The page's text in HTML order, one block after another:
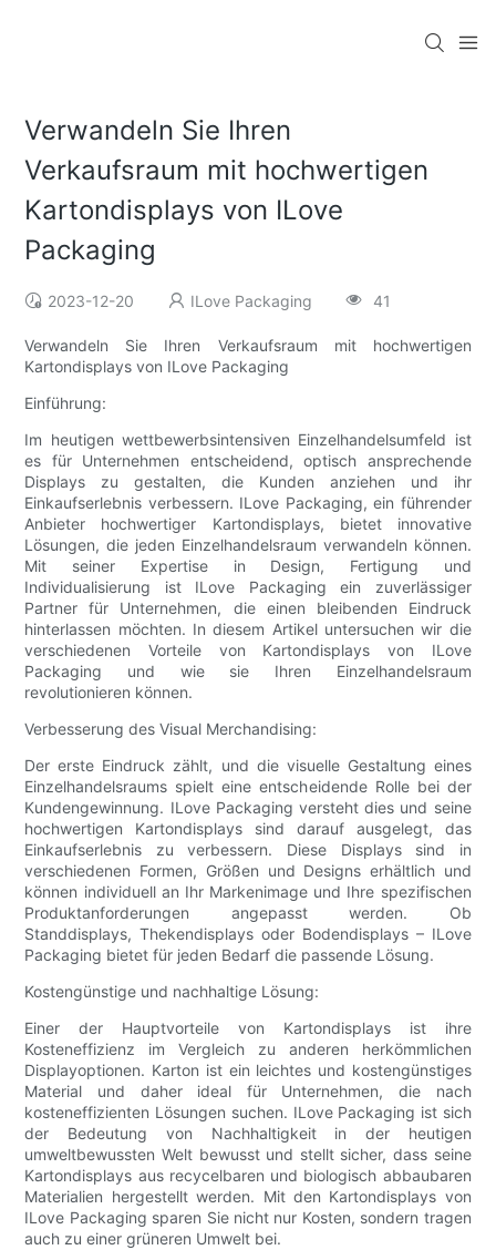
Verwandeln Sie Ihren
Verkaufsraum mit hochwertigen
Kartondisplays von ILove
Packaging
2023-12-20 ILove Packaging 41
Verwandeln Sie Ihren Verkaufsraum mit hochwertigen
Kartondisplays von ILove Packaging
Einführung:
Im heutigen wettbewerbsintensiven Einzelhandelsumfeld ist
es für Unternehmen entscheidend, optisch ansprechende
Displays zu gestalten, die Kunden anziehen und ihr
Einkaufserlebnis verbessern. ILove Packaging, ein führender
Anbieter hochwertiger Kartondisplays, bietet innovative
Lösungen, die jeden Einzelhandelsraum verwandeln können.
Mit seiner Expertise in Design, Fertigung und
Individualisierung ist ILove Packaging ein zuverlässiger
Partner für Unternehmen, die einen bleibenden Eindruck
hinterlassen möchten. In diesem Artikel untersuchen wir die
verschiedenen Vorteile von Kartondisplays von ILove
Packaging und wie sie Ihren Einzelhandelsraum
revolutionieren können.
Verbesserung des Visual Merchandising:
Der erste Eindruck zählt, und die visuelle Gestaltung eines
Einzelhandelsraums spielt eine entscheidende Rolle bei der
Kundengewinnung. ILove Packaging versteht dies und seine
hochwertigen Kartondisplays sind darauf ausgelegt, das
Einkaufserlebnis zu verbessern. Diese Displays sind in
verschiedenen Formen, Größen und Designs erhältlich und
können individuell an Ihr Markenimage und Ihre spezifischen
Produktanforderungen angepasst werden. Ob
Standdisplays, Thekendisplays oder Bodendisplays – ILove
Packaging bietet für jeden Bedarf die passende Lösung.
Kostengünstige und nachhaltige Lösung:
Einer der Hauptvorteile von Kartondisplays ist ihre
Kosteneffizienz im Vergleich zu anderen herkömmlichen
Displayoptionen. Karton ist ein leichtes und kostengünstiges
Material und daher ideal für Unternehmen, die nach
kosteneffizienten Lösungen suchen. ILove Packaging ist sich
der Bedeutung von Nachhaltigkeit in der heutigen
umweltbewussten Welt bewusst und stellt sicher, dass seine
Kartondisplays aus recycelbaren und biologisch abbaubaren
Materialien hergestellt werden. Mit den Kartondisplays von
ILove Packaging sparen Sie nicht nur Kosten, sondern tragen
auch zu einer grüneren Umwelt bei.